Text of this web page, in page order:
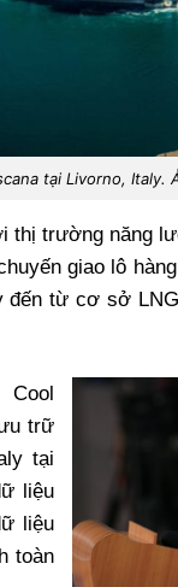
tại Livorno, Italy.
thị trường năng
giao lô
từ cơ sở
Cool
trữ
tại
liệu
liệu
toàn